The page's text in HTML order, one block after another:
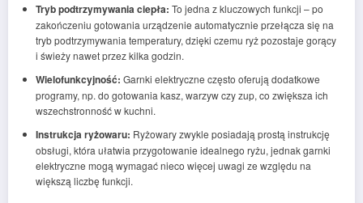
Tryb podtrzymywania ciepła: To jedna z kluczowych funkcji – po
zakończeniu gotowania urządzenie automatycznie przełącza się na
tryb podtrzymywania temperatury, dzięki czemu ryż pozostaje gorący
i świeży nawet przez kilka godzin.
Wielofunkcyjność: Garnki elektryczne często oferują dodatkowe
programy, np. do gotowania kasz, warzyw czy zup, co zwiększa ich
wszechstronność w kuchni.
Instrukcja ryżowaru: Ryżowary zwykle posiadają prostą instrukcję
obsługi, która ułatwia przygotowanie idealnego ryżu, jednak garnki
elektryczne mogą wymagać nieco więcej uwagi ze względu na
większą liczbę funkcji.